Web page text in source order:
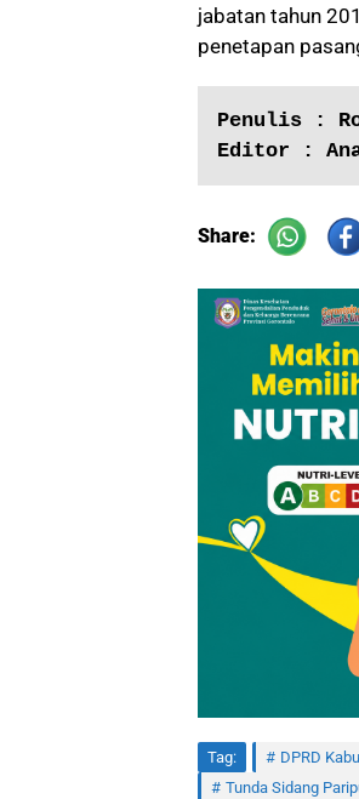
jabatan tahun
penetapan
Penulis :
Editor :
Share:
Tag: DPRD
Tunda Sidang